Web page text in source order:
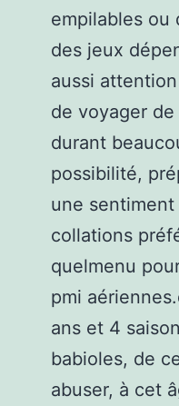
empilables ou
des jeux
aussi
de voyager
durant
possibilité,
une sentiment
collations
quelmenu
pmi
ans et 4
babioles, de
abuser, à cet